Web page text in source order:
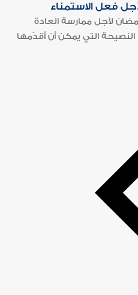
فعل الاستمناء
لأجل ممارسة العادة
التي يمكن أن أقدّمها